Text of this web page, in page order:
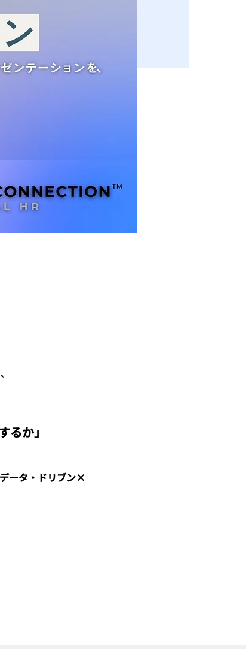
るか」
ータ・ドリブン×